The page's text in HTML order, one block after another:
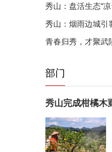
秀山：盘活生态“
秀山：烟雨边城引
青春归秀，才聚武
部门
秀山完成柑橘木